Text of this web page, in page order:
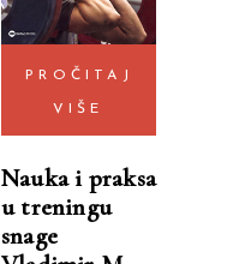
PROČITAJ
VIŠE
Nauka i praksa
u treningu
snage